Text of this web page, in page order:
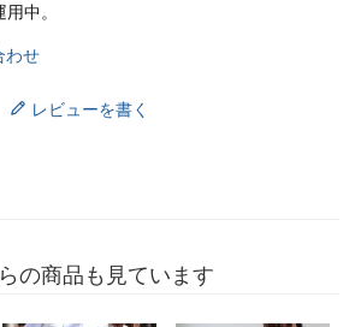
中。
わせ
レビューを書く
の商品も見ています